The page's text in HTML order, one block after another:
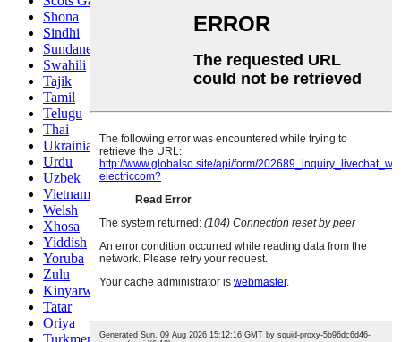
Shona
Sindhi
Sundanese
Swahili
Tajik
Tamil
Telugu
Thai
Ukrainian
Urdu
Uzbek
Vietnamese
Welsh
Xhosa
Yiddish
Yoruba
Zulu
Kinyarwanda
Tatar
Oriya